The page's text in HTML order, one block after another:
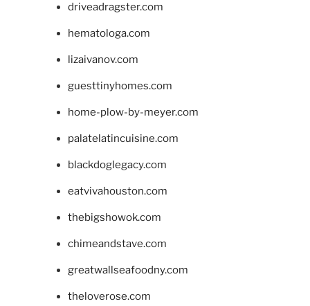
driveadragster.com
hematologa.com
lizaivanov.com
guesttinyhomes.com
home-plow-by-meyer.com
palatelatincuisine.com
blackdoglegacy.com
eatvivahouston.com
thebigshowok.com
chimeandstave.com
greatwallseafoodny.com
theloverose.com